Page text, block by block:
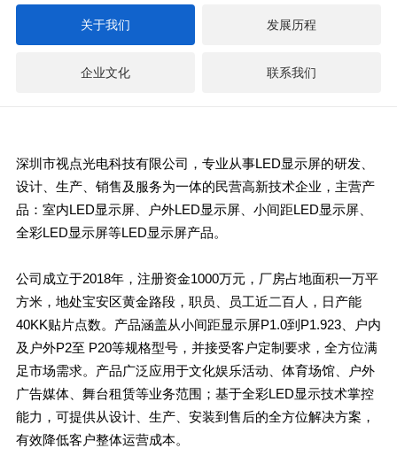
关于我们 发展历程
企业文化 联系我们
深圳市视点光电科技有限公司，专业从事LED显示屏的研发、
设计、生产、销售及服务为一体的民营高新技术企业，主营产
品：室内LED显示屏、户外LED显示屏、小间距LED显示屏、
全彩LED显示屏等LED显示屏产品。
公司成立于2018年，注册资金1000万元，厂房占地面积一万平
方米，地处宝安区黄金路段，职员、员工近二百人，日产能
40KK贴片点数。产品涵盖从小间距显示屏P1.0到P1.923、户内
及户外P2至 P20等规格型号，并接受客户定制要求，全方位满
足市场需求。产品广泛应用于文化娱乐活动、体育场馆、户外
广告媒体、舞台租赁等业务范围；基于全彩LED显示技术掌控
能力，可提供从设计、生产、安装到售后的全方位解决方案，
有效降低客户整体运营成本。